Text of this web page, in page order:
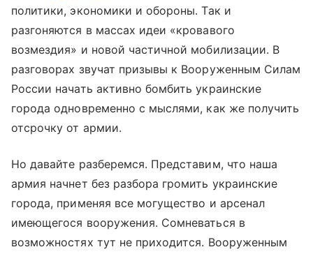
политики, экономики и обороны. Так и
разгоняются в массах идеи «кровавого
возмездия» и новой частичной мобилизации. В
разговорах звучат призывы к Вооруженным Силам
России начать активно бомбить украинские
города одновременно с мыслями, как же получить
отсрочку от армии.
Но давайте разберемся. Представим, что наша
армия начнет без разбора громить украинские
города, применяя все могущество и арсенал
имеющегося вооружения. Сомневаться в
возможностях тут не приходится. Вооруженным